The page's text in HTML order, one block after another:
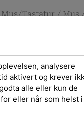
Mus/Tastatur/Mus/
MXanalysere
aktivert og krever
alle eller kun de
eller når som helst i